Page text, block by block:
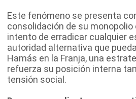
Este fenómeno se presenta
consolidación de su monopolio
intento de erradicar cualquier
autoridad alternativa que
Hamás en la Franja, una
refuerza su posición interna
tensión social.